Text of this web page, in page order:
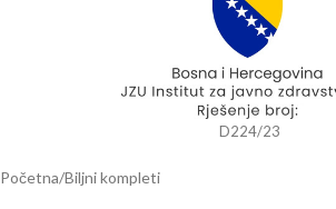
D224/23
Početna/Biljni kompleti